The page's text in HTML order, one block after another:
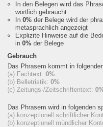
In den Belegen wird das
wörtlich gebraucht
In 0% der Belege wird der
metasprachlich angezeigt
Explizite Hinweise auf die
in 0% der Belege
Gebrauch
Das Phrasem kommt in
(a) Fachtext: 0%
(b) Belletristik: 0%
(c) Zeitungs-/Zeitschriftentext:
Das Phrasem wird in folgenden
(a) konzeptionell schriftlicher
(b) konzeptionell mündlicher